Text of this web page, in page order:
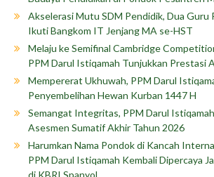
Akselerasi Mutu SDM Pendidik, Dua Guru
Ikuti Bangkom IT Jenjang MA se-HST
Melaju ke Semifinal Cambridge
PPM Darul Istiqamah Tunjukkan Prestasi
Mempererat Ukhuwah, PPM Darul
Penyembelihan Hewan Kurban 1447 H
Semangat Integritas, PPM Darul
Asesmen Sumatif Akhir Tahun 2026
Harumkan Nama Pondok di Kancah
PPM Darul Istiqamah Kembali Dipercaya
di KBRI Spanyol